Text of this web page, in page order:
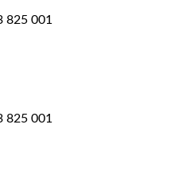
825 001
825 001